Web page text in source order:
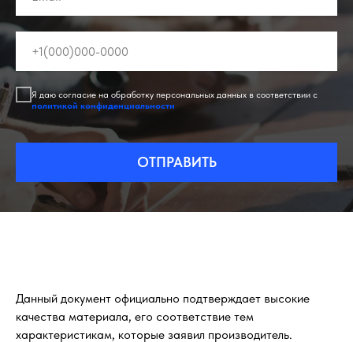
Я даю согласие на обработку персональных данных в соответствии с
политикой конфиденциальности
ОТПРАВИТЬ
Данный документ официально подтверждает высокие
качества материала, его соответствие тем
характеристикам, которые заявил производитель.